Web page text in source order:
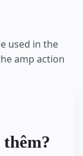
used in the
amp action